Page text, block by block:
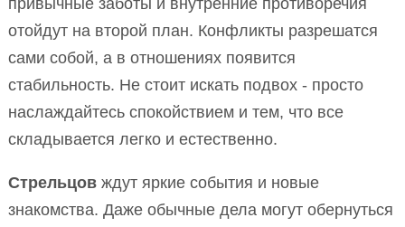
привычные заботы и внутренние противоречия
отойдут на второй план. Конфликты разрешатся
сами собой, а в отношениях появится
стабильность. Не стоит искать подвох - просто
наслаждайтесь спокойствием и тем, что все
складывается легко и естественно.
Стрельцов ждут яркие события и новые
знакомства. Даже обычные дела могут обернуться